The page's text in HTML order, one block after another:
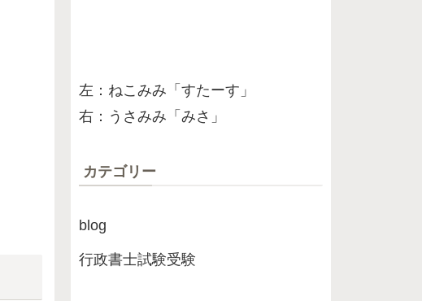
左：ねこみみ「すたーす」
右：うさみみ「みさ」
カテゴリー
blog
行政書士試験受験